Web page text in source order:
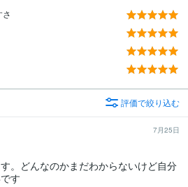
評価で絞り込む
7月25日
。どんなのかまだわからないけど自分
す